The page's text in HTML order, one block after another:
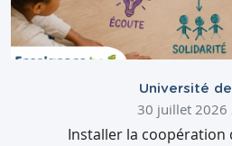
Université
30 juillet 2026
Installer la coopération